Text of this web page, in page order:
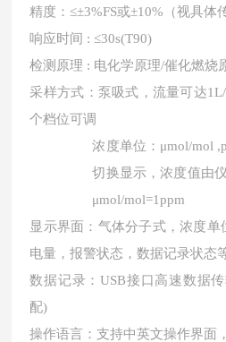
精度： ≤±3%FS或±10%（视具体
响应时间 : ≤30s(T90)
检测原理 : 电化学原理/催化燃烧
采样方式：泵吸式，流量可达
个档位可调
浓度单位： μmol/mol
切换显示，浓度值由
μmol/mol=1ppm
显示界面：气体分子式，浓度
电量，报警状态，数据记录状态
数据记录：USB接口高速数据
配)
操作语言：支持中英文操作界面